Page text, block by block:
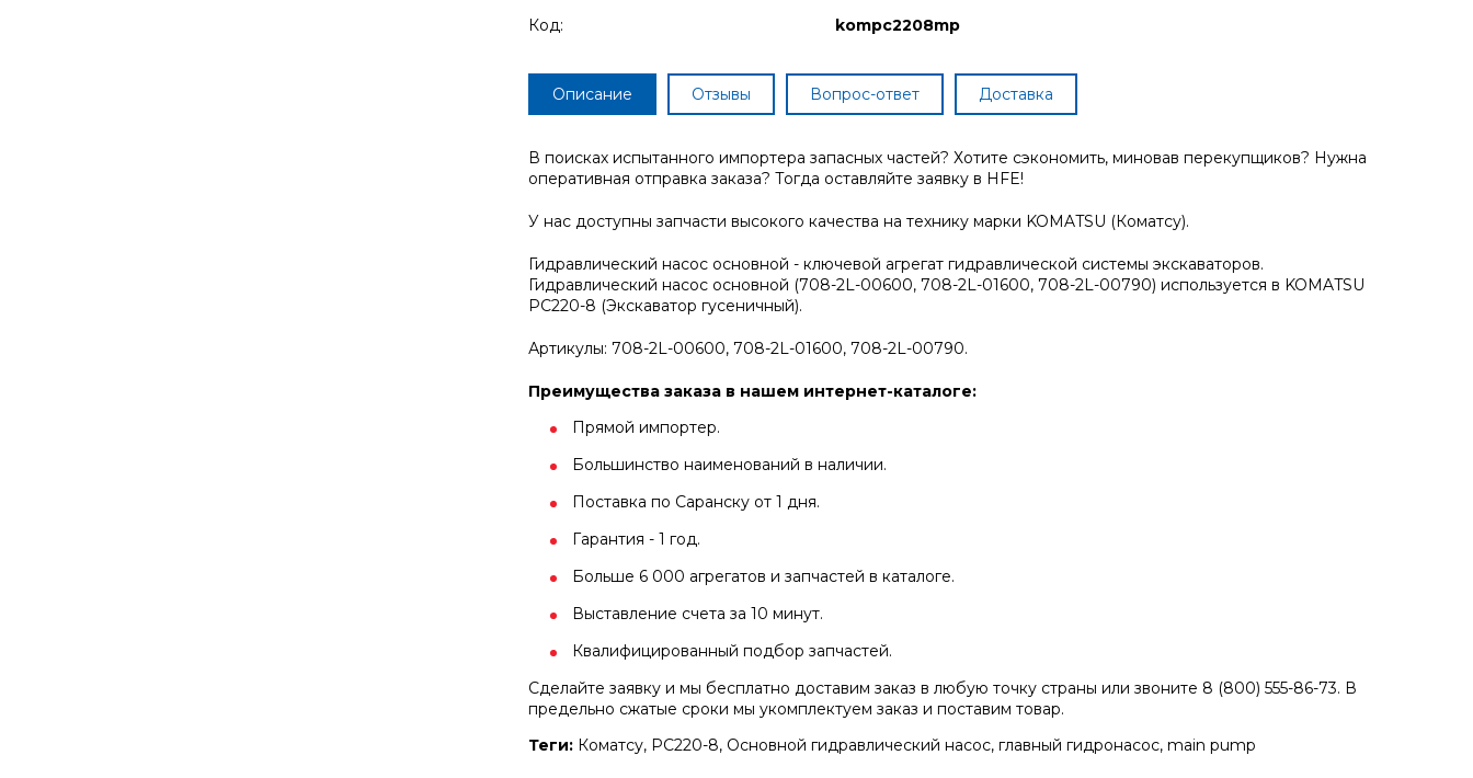
Код:
kompc2208mp
Описание Отзывы Вопрос-ответ Доставка
В поисках испытанного импортера запасных частей? Хотите сэкономить, миновав перекупщиков? Нужна
оперативная отправка заказа? Тогда оставляйте заявку в HFE!
У нас доступны запчасти высокого качества на технику марки KOMATSU (Коматсу).
Гидравлический насос основной - ключевой агрегат гидравлической системы экскаваторов.
Гидравлический насос основной (708-2L-00600, 708-2L-01600, 708-2L-00790) используется в KOMATSU
PC220-8 (Экскаватор гусеничный).
Артикулы: 708-2L-00600, 708-2L-01600, 708-2L-00790.
Преимущества заказа в нашем интернет-каталоге:
Прямой импортер.
Большинство наименований в наличии.
Поставка по Саранску от 1 дня.
Гарантия - 1 год.
Больше 6 000 агрегатов и запчастей в каталоге.
Выставление счета за 10 минут.
Квалифицированный подбор запчастей.
Сделайте заявку и мы бесплатно доставим заказ в любую точку страны или звоните 8 (800) 555-86-73. В
предельно сжатые сроки мы укомплектуем заказ и поставим товар.
Теги: Коматсу, PC220-8, Основной гидравлический насос, главный гидронасос, main pump